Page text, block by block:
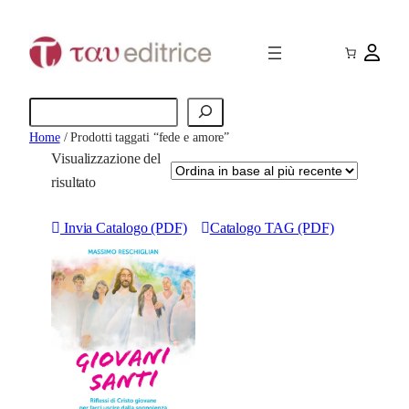
Home/ Prodotti taggati “fede e amore”
Visualizzazione del
risultato
Invia Catalogo (PDF) Catalogo TAG (PDF)